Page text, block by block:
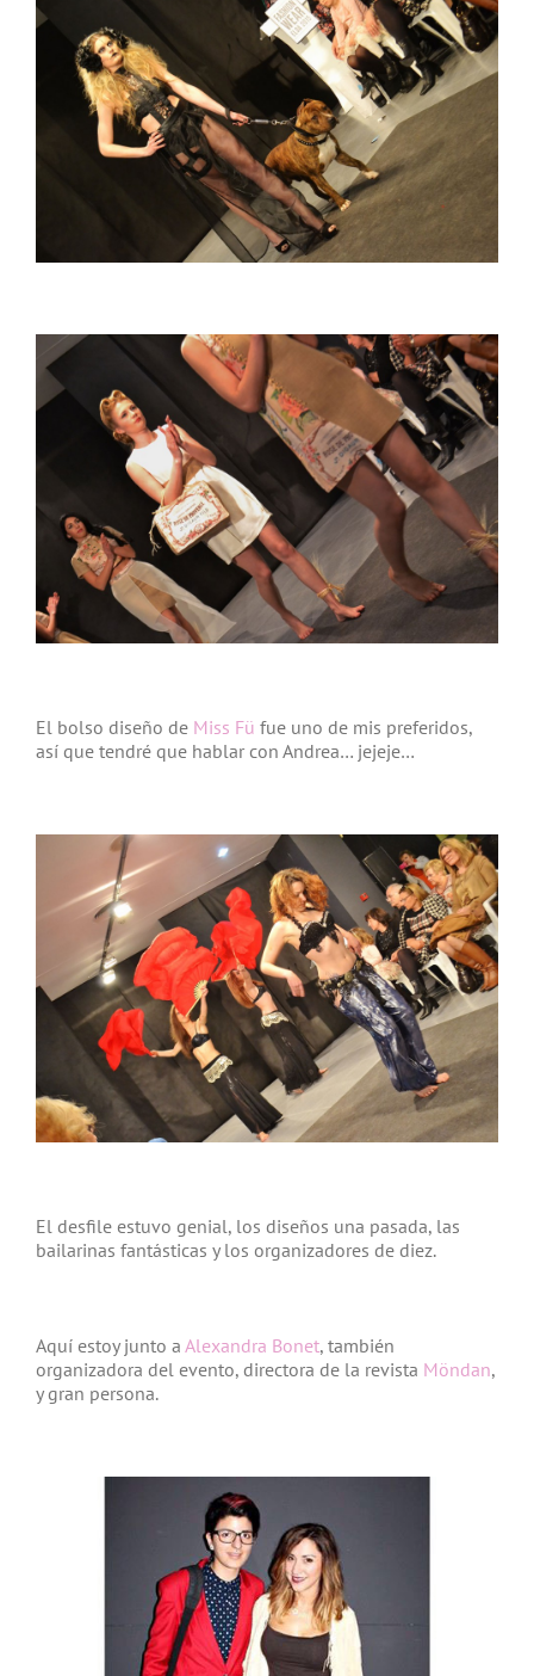
El bolso diseño de Miss Fü fue uno de mis preferidos,
así que tendré que hablar con Andrea… jejeje…
El desfile estuvo genial, los diseños una pasada, las
bailarinas fantásticas y los organizadores de diez.
Aquí estoy junto a Alexandra Bonet, también
organizadora del evento, directora de la revista Möndan,
y gran persona.